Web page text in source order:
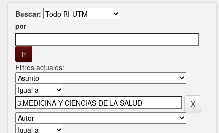
Buscar:
por
Filtros actuales: